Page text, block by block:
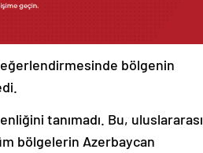
bölgenin
tanımadı. Bu, uluslararası
bölgelerin Azerbaycan